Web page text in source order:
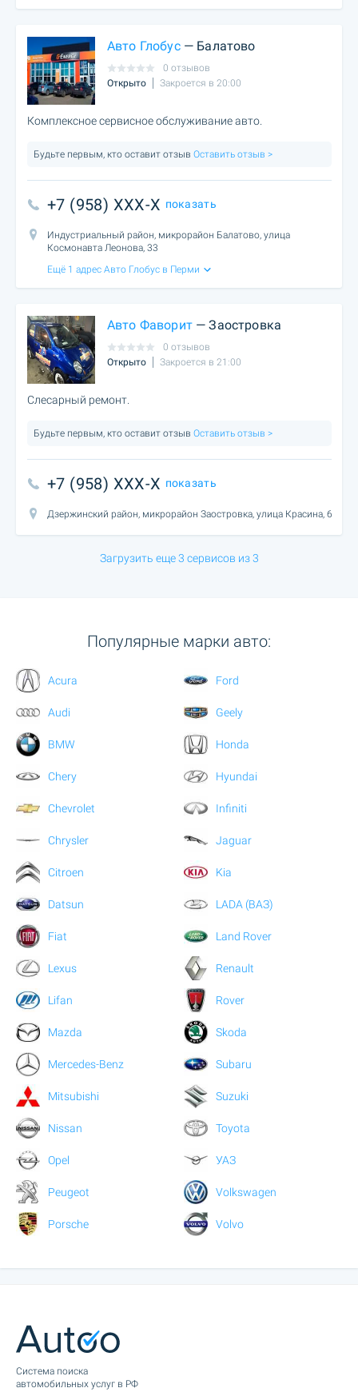
Авто Глобус— Балатово
0 отзывов
Открыто
Закроется в 20:00
Комплексное сервисное обслуживание авто.
Будьте первым, кто оставит отзыв Оставить отзыв >
+7 (958) XXX-X показать
Индустриальный район, микрорайон Балатово, улица
Космонавта Леонова, 33
Ещё 1 адрес Авто Глобус в Перми
Авто Фаворит— Заостровка
0 отзывов
Открыто
Закроется в 21:00
Слесарный ремонт.
Будьте первым, кто оставит отзыв Оставить отзыв >
+7 (958) XXX-X показать
Дзержинский район, микрорайон Заостровка, улица Красина, 6
Загрузить еще 3 сервисов из 3
Популярные марки авто:
Acura
Audi
BMW
Chery
Chevrolet
Chrysler
Citroen
Datsun
Fiat
Ford
Geely
Honda
Hyundai
Infiniti
Jaguar
Kia
LADA (ВАЗ)
Land Rover
Lexus
Lifan
Mazda
Mercedes-Benz
Mitsubishi
Nissan
Opel
Peugeot
Porsche
Renault
Rover
Skoda
Subaru
Suzuki
Toyota
УАЗ
Volkswagen
Volvo
Cистема поиска
автомобильных услуг в РФ